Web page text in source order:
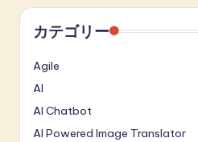
カテゴリー
Agile
AI
AI Chatbot
AI Powered Image Translator